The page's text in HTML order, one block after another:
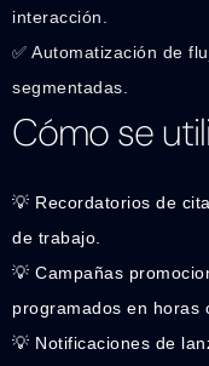
interacción.
✅ Automatización de
segmentadas.
Cómo se
💡 Recordatorios de
de trabajo.
💡 Campañas
programados en horas
💡 Notificaciones de